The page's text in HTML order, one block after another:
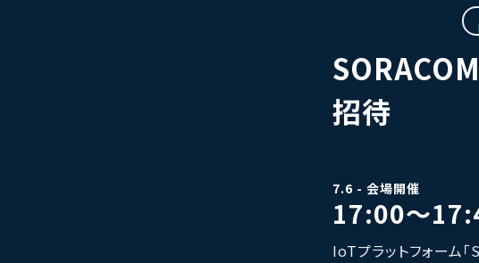
招待
7.6 - 会場開催
17:00〜
IoTプラットフォーム